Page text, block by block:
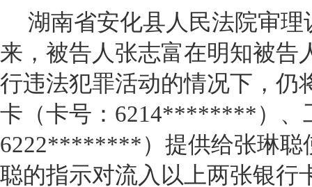
湖南省安化县人民法院审理
来，被告人张志富在明知被告
行违法犯罪活动的情况下，仍
卡（卡号：6214********）、
6222********）提供给张琳聪
聪的指示对流入以上两张银行